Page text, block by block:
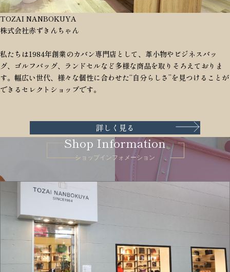
TOZAI NANBOKUYA
株式会社赤ずきんちゃん
私たちは1984年創業のカバン専門店として、革小物やビジネスバッ
グ、ゴルフバッグ、ランドセルなど多様な商品を取りそろえておりま
す。幅広い世代、様々な個性に合わせた“自分らしさ”を見つけることが
できるセレクトショップです。
詳しく見る
Shop Information
ショップインフォメーション